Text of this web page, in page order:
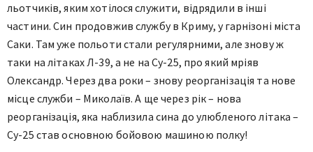
льотчиків, яким хотілося служити, відрядили в інші
частини. Син продовжив службу в Криму, у гарнізоні міста
Саки. Там уже польоти стали регулярними, але знову ж
таки на літаках Л-39, а не на Су-25, про який мріяв
Олександр. Через два роки – знову реорганізація та нове
місце служби – Миколаїв. А ще через рік – нова
реорганізація, яка наблизила сина до улюбленого літака –
Су-25 став основною бойовою машиною полку!